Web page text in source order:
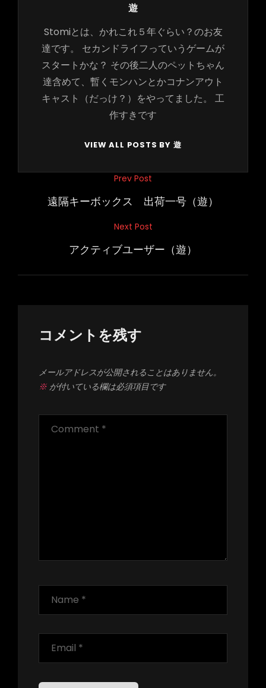
Author:
遊
Stomiとは、かれこれ５年ぐらい？のお友
達です。 セカンドライフっていうゲームが
スタートかな？ その後二人のペットちゃん
達含めて、暫くモンハンとかコナンアウト
キャスト（だっけ？）をやってました。 工
作すきです
VIEW ALL POSTS BY 遊
ー
Prev Post
遠隔キーボックス 出荷一号（遊）
Next Post
アクティブユーザー（遊）
コメントを残す
メールアドレスが公開されることはありません。
※が付いている欄は必須項目です